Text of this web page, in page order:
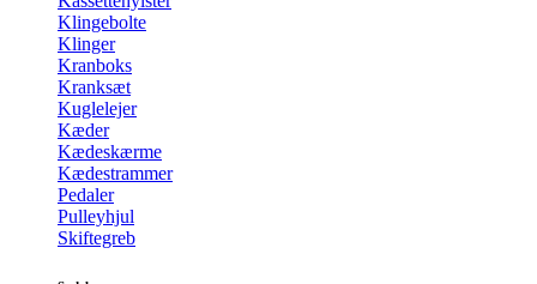
Klingebolte
Klinger
Kranboks
Kranksæt
Kuglelejer
Kæder
Kædeskærme
Kædestrammer
Pedaler
Pulleyhjul
Skiftegreb